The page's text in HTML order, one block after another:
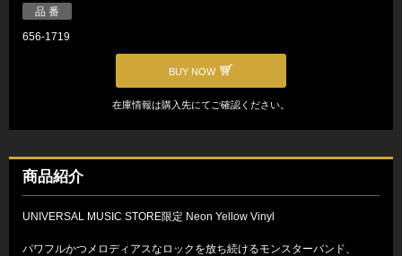
品 番
656-1719
BUY NOW
在庫情報は購入先にてご確認ください。
商品紹介
UNIVERSAL MUSIC STORE限定 Neon Yellow Vinyl
パワフルかつメロディアスなロックを放ち続けるモンスターバンド、